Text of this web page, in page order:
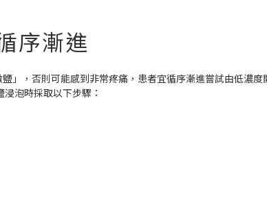
序漸進
」，否則可能感到非常疼痛，患者宜循序漸進嘗試由低濃
泡時採取以下步驟：